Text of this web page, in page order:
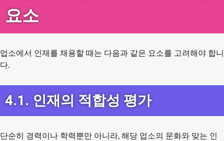
요소
업소에서 인재를 채용할 때는 다음과 같은 요소를 고려해야 합니
다.
4.1. 인재의 적합성 평가
단순히 경력이나 학력뿐만 아니라, 해당 업소의 문화와 맞는 인